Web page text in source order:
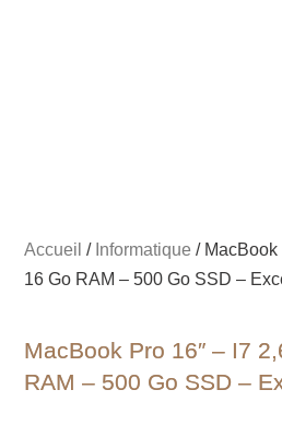
Accueil / Informatique / MacBook
16 Go RAM – 500 Go SSD –
MacBook Pro 16″ – I7
RAM – 500 Go SSD –